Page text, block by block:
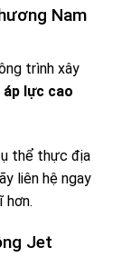
Nam
trình xây
lực cao
thể thực địa
liên hệ ngay
hơn.
Jet